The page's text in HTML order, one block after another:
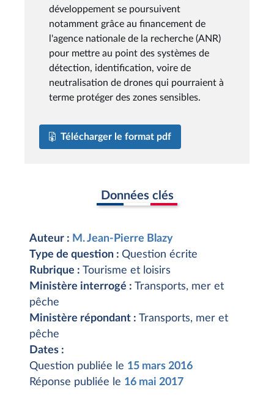
développement se poursuivent
notamment grâce au financement de
l'agence nationale de la recherche (ANR)
pour mettre au point des systèmes de
détection, identification, voire de
neutralisation de drones qui pourraient à
terme protéger des zones sensibles.
Télécharger le format pdf
Données clés
Auteur : M. Jean-Pierre Blazy
Type de question : Question écrite
Rubrique : Tourisme et loisirs
Ministère interrogé : Transports, mer et
pêche
Ministère répondant : Transports, mer et
pêche
Dates :
Question publiée le 15 mars 2016
Réponse publiée le 16 mai 2017